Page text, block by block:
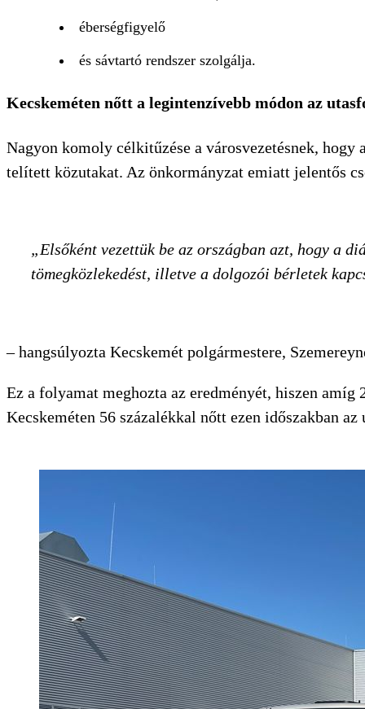
éberségfigyelő
és sávtartó rendszer szolgálja.
Kecskeméten nőtt a legintenzívebb módon az
Nagyon komoly célkitűzése a városvezetésnek,
telített közutakat. Az önkormányzat emiatt jelentős
Elsőként vezettük be az országban azt, hogy a
tömegközlekedést, illetve a dolgozói bérletek
– hangsúlyozta Kecskemét polgármestere,
Ez a folyamat meghozta az eredményét, hiszen
Kecskeméten 56 százalékkal nőtt ezen időszakban